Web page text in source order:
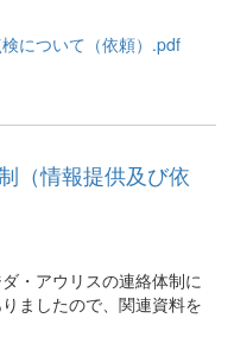
について（依頼）.pdf
（情報提供及び依
・アウリスの連絡体制に
ましたので、関連資料を